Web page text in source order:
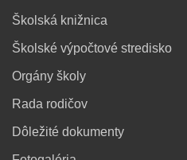
Školská knižnica
Školské výpočtové stredisko
Orgány školy
Rada rodičov
Dôležité dokumenty